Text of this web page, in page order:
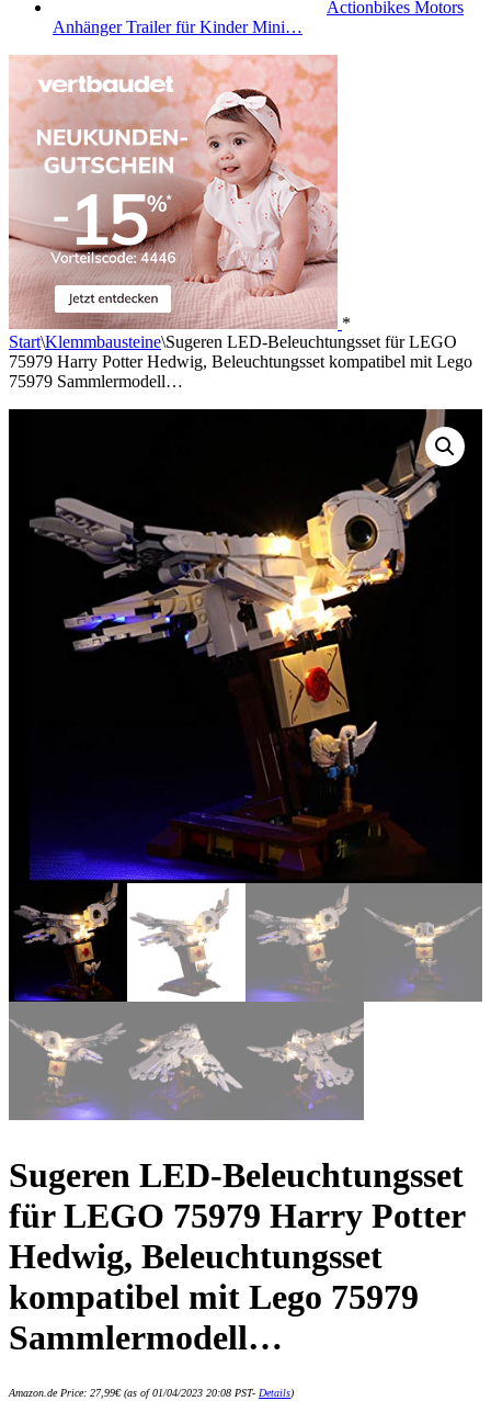
Actionbikes Motors
Anhänger Trailer für Kinder Mini…
*
Start\Klemmbausteine\Sugeren LED-Beleuchtungsset für LEGO
75979 Harry Potter Hedwig, Beleuchtungsset kompatibel mit Lego
75979 Sammlermodell…
Sugeren LED-Beleuchtungsset
für LEGO 75979 Harry Potter
Hedwig, Beleuchtungsset
kompatibel mit Lego 75979
Sammlermodell…
Amazon.de Price: 27,99€(as of 01/04/2023 20:08 PST- Details)